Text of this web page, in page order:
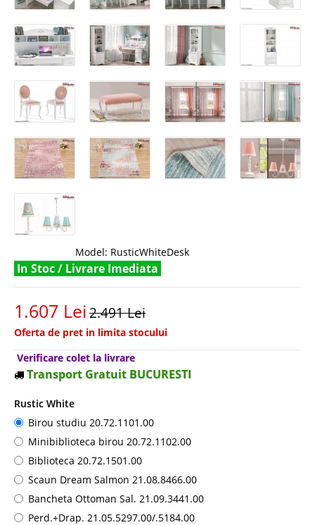
Model: RusticWhiteDesk
In Stoc / Livrare Imediata
1.607 Lei2.491 Lei
Oferta de pret in limita stocului
Verificare colet la livrare
Transport Gratuit BUCURESTI
Rustic White
Birou studiu 20.72.1101.00
Minibiblioteca birou 20.72.1102.00
Biblioteca 20.72.1501.00
Scaun Dream Salmon 21.08.8466.00
Bancheta Ottoman Sal. 21.09.3441.00
Perd.+Drap. 21.05.5297.00/.5184.00